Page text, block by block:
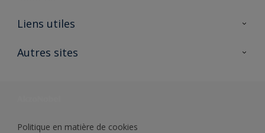
A propos de Sikkens
Liens utiles
Ouvrir un magasin PASS
Autres sites
Politique en matière de cookies